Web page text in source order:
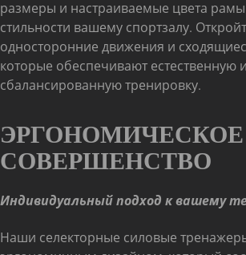
размеры и настраиваемые цвета
стильности вашему спортзалу.
односторонние движения и
которые обеспечивают естественную и
сбалансированную тренировку.
ЭРГОНОМИЧЕСКОЕ
СОВЕРШЕНСТВО
Индивидуальный подход к вашему
Наши селекторные силовые